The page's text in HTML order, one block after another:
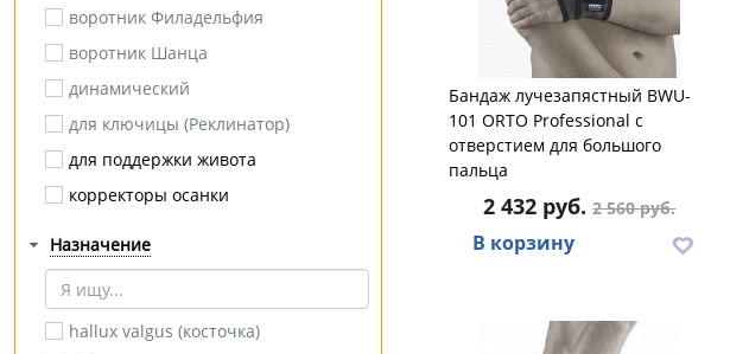
Экотен
Luomma
ORTO Professional
Otto Bock
BRONIGEN
CEP (Medi)
Dunlastic
ErgoPower
HEEL COMFORT
воротник Филадельфия
воротник Шанца
динамический
для ключицы (Реклинатор)
для поддержки живота
корректоры осанки
на брюшную стенку
на грудную клетку
паховый
Назначение
hallux valgus (косточка)
Бандаж лучезапястный BWU-
101 ORTO Professional с
отверстием для большого
пальца
2 432 руб.2 560 руб.
В корзину